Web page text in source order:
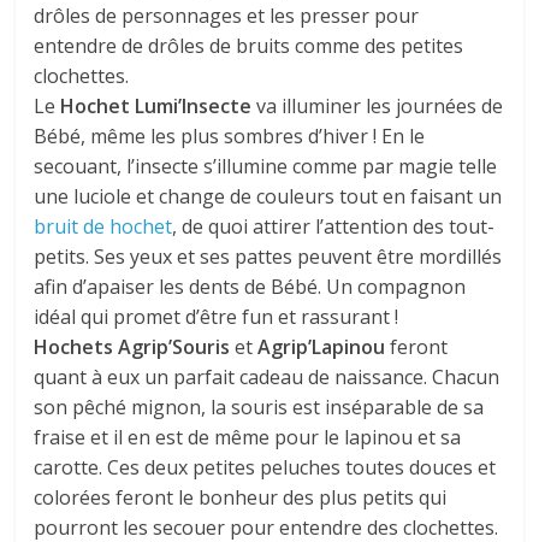
drôles de personnages et les presser pour
entendre de drôles de bruits comme des petites
clochettes.
Le Hochet Lumi’Insecte va illuminer les journées de
Bébé, même les plus sombres d’hiver ! En le
secouant, l’insecte s’illumine comme par magie telle
une luciole et change de couleurs tout en faisant un
bruit de hochet, de quoi attirer l’attention des tout-
petits. Ses yeux et ses pattes peuvent être mordillés
afin d’apaiser les dents de Bébé. Un compagnon
idéal qui promet d’être fun et rassurant !
Hochets Agrip’Souris etAgrip’Lapinou feront
quant à eux un parfait cadeau de naissance. Chacun
son pêché mignon, la souris est inséparable de sa
fraise et il en est de même pour le lapinou et sa
carotte. Ces deux petites peluches toutes douces et
colorées feront le bonheur des plus petits qui
pourront les secouer pour entendre des clochettes.